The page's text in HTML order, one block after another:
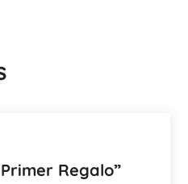
Regalo”